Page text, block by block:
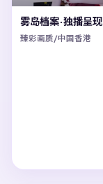
雾岛档案·独播呈现
臻彩画质/中国香港